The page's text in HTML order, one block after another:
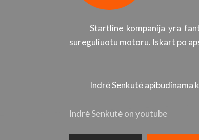
Startline kompanija yra
sureguliuotu motoru. Iskart po
Indrė Senkutė apibūdinama
Indrė Senkutė on youtube